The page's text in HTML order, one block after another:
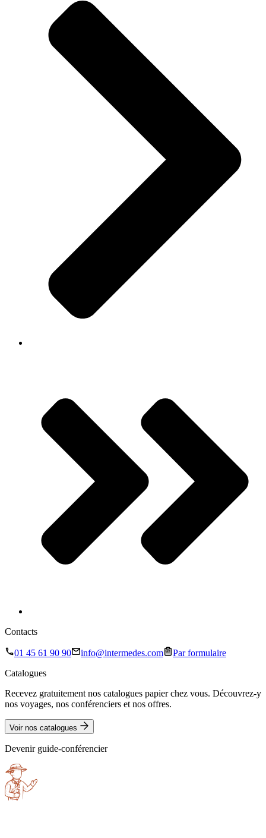
Contacts
01 45 61 90 90 info@intermedes.com
Par formulaire
Catalogues
Recevez gratuitement nos catalogues papier chez vous. Découvrez-y
nos voyages, nos conférenciers et nos offres.
Voir nos catalogues
Devenir guide-conférencier